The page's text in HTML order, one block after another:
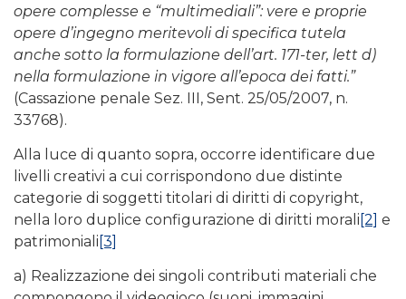
opere complesse e “multimediali”: vere e proprie
opere d’ingegno meritevoli di specifica tutela
anche sotto la formulazione dell’art. 171-ter, lett d)
nella formulazione in vigore all’epoca dei fatti.”
(Cassazione penale Sez. III, Sent. 25/05/2007, n.
33768).
Alla luce di quanto sopra, occorre identificare due
livelli creativi a cui corrispondono due distinte
categorie di soggetti titolari di diritti di copyright,
nella loro duplice configurazione di diritti morali [2] e
patrimoniali [3]
a) Realizzazione dei singoli contributi materiali che